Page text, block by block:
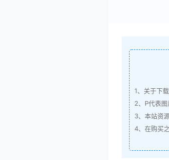
1、关于下
2、P代表
3、本站资
4、在购买